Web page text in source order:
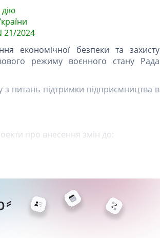
21/2024
економічної безпеки та захисту
режиму воєнного стану Рада
з питань підтримки підприємництва в
про внесення змін до: